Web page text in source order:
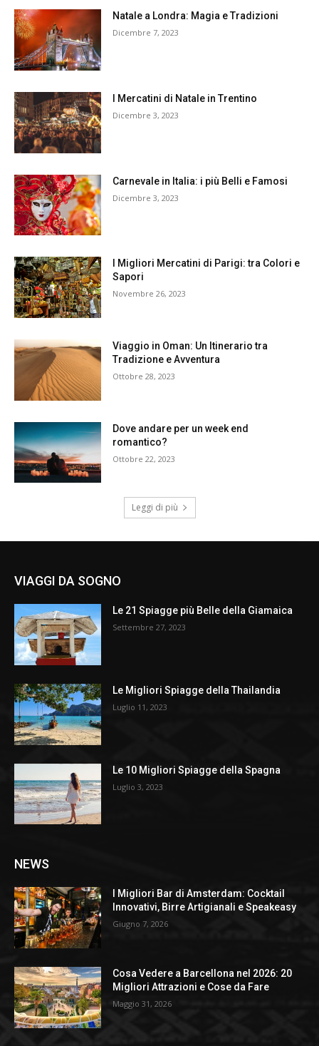
Natale a Londra: Magia e Tradizioni
Dicembre 7, 2023
I Mercatini di Natale in Trentino
Dicembre 3, 2023
Carnevale in Italia: i più Belli e Famosi
Dicembre 3, 2023
I Migliori Mercatini di Parigi: tra Colori e
Sapori
Novembre 26, 2023
Viaggio in Oman: Un Itinerario tra
Tradizione e Avventura
Ottobre 28, 2023
Dove andare per un week end
romantico?
Ottobre 22, 2023
Leggi di più
VIAGGI DA SOGNO
Le 21 Spiagge più Belle della Giamaica
Settembre 27, 2023
Le Migliori Spiagge della Thailandia
Luglio 11, 2023
Le 10 Migliori Spiagge della Spagna
Luglio 3, 2023
NEWS
I Migliori Bar di Amsterdam: Cocktail
Innovativi, Birre Artigianali e Speakeasy
Giugno 7, 2026
Cosa Vedere a Barcellona nel 2026: 20
Migliori Attrazioni e Cose da Fare
Maggio 31, 2026